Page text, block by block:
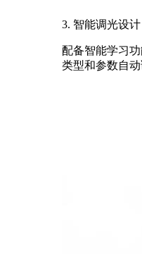
3. 智能调光设计
配备智能学习
类型和参数自